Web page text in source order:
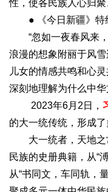
性，使各民族人心归
● 《今日新疆》特
“忽如一夜春风来
浪漫的想象附丽于风
儿女的情感共鸣和心
深刻地理解为什么中华
2023年6月2日，
的大一统传统，形成
大一统者，天地
民族的史册典籍，从“
从“书同文，车同轨，